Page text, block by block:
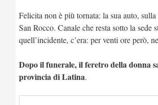
Felicita non è più tornata: la sua auto, sulla
San Rocco. Canale che resta sotto la
quell’incidente, c’era: per venti ore però,
Dopo il funerale, il feretro della donna
provincia di Latina.